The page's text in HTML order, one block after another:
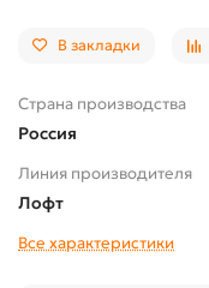
В закладки
Страна производства
Россия
Линия производителя
Лофт
Все характеристики